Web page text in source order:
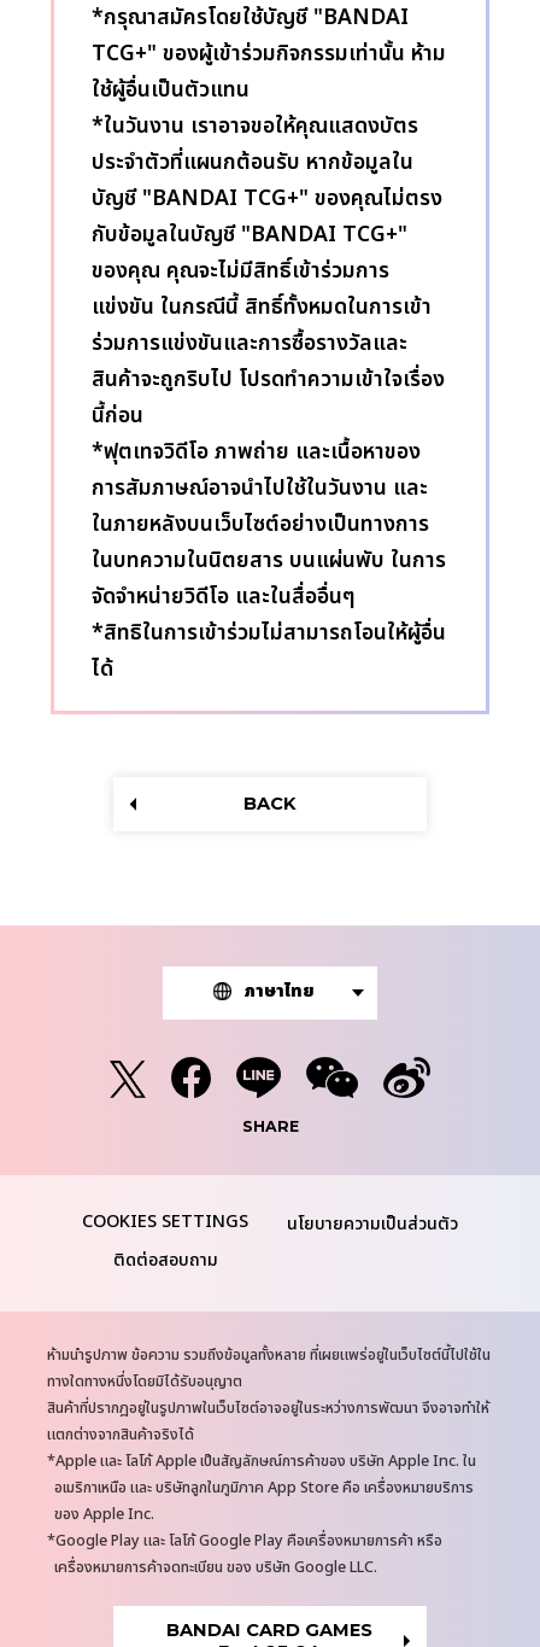
*กรุณาสมัครโดยใช้บัญชี "BANDAI
TCG+" ของผู้เข้าร่วมกิจกรรมเท่านั้น ห้าม
ใช้ผู้อื่นเป็นตัวแทน
*ในวันงาน เราอาจขอให้คุณแสดงบัตร
ประจำตัวที่แผนกต้อนรับ หากข้อมูลใน
บัญชี "BANDAI TCG+" ของคุณไม่ตรง
กับข้อมูลในบัญชี "BANDAI TCG+"
ของคุณ คุณจะไม่มีสิทธิ์เข้าร่วมการ
แข่งขัน ในกรณีนี้ สิทธิ์ทั้งหมดในการเข้า
ร่วมการแข่งขันและการซื้อรางวัลและ
สินค้าจะถูกริบไป โปรดทำความเข้าใจเรื่อง
นี้ก่อน
*ฟุตเทจวิดีโอ ภาพถ่าย และเนื้อหาของ
การสัมภาษณ์อาจนำไปใช้ในวันงาน และ
ในภายหลังบนเว็บไซต์อย่างเป็นทางการ
ในบทความในนิตยสาร บนแผ่นพับ ในการ
จัดจำหน่ายวิดีโอ และในสื่ออื่นๆ
*สิทธิในการเข้าร่วมไม่สามารถโอนให้ผู้อื่น
ได้
BACK
ภาษาไทย
SHARE
นโยบายความเป็นส่วนตัว
ติดต่อสอบถาม
N
o
t
e
s
ห้ามนำรูปภาพ ข้อความ รวมถึงข้อมูลทั้งหลาย ที่เผยแพร่อยู่ในเว็บไซต์นี้ไปใช้ใน
ทางใดทางหนึ่งโดยมิได้รับอนุญาต
สินค้าที่ปรากฎอยู่ในรูปภาพในเว็บไซต์อาจอยู่ในระหว่างการพัฒนา จึงอาจทำให้
แตกต่างจากสินค้าจริงได้
Apple และ โลโก้ Apple เป็นสัญลักษณ์การค้าของ บริษัท Apple Inc. ใน
อเมริกาเหนือ และ บริษัทลูกในภูมิภาค App Store คือ เครื่องหมายบริการ
ของ Apple Inc.
Google Play และ โลโก้ Google Play คือเครื่องหมายการค้า หรือ
เครื่องหมายการค้าจดทะเบียน ของ บริษัท Google LLC.
BANDAI CARD GAMES